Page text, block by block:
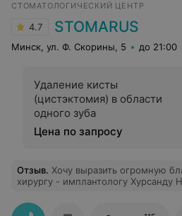
СТОМАТОЛОГИЧЕСКИЙ ЦЕНТР
4.7 STOMARUS
Минск, ул. Ф. Скорины, 5 до 21:00
Удаление кисты
(цистэктомия) в области
одного зуба
Цена по запросу
Отзыв. Хочу выразить огромную
хирургу - имплантологу Хурсанду
после его консультации папа